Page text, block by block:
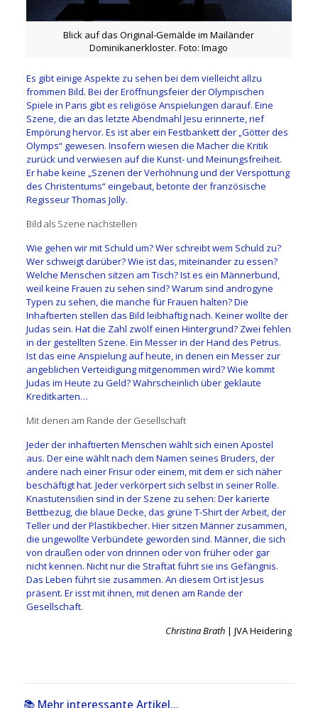
Blick auf das Original-Gemälde im Mailänder
Dominikanerkloster. Foto: Imago
Es gibt einige Aspekte zu sehen bei dem vielleicht allzu
frommen Bild. Bei der Eröffnungsfeier der Olympischen
Spiele in Paris gibt es religiöse Anspielungen darauf. Eine
Szene, die an das letzte Abendmahl Jesu erinnerte, rief
Empörung hervor. Es ist aber ein Festbankett der „Götter des
Olymps“ gewesen. Insofern wiesen die Macher die Kritik
zurück und verwiesen auf die Kunst- und Meinungsfreiheit.
Er habe keine „Szenen der Verhöhnung und der Verspottung
des Christentums“ eingebaut, betonte der französische
Regisseur Thomas Jolly.
Bild als Szene nachstellen
Wie gehen wir mit Schuld um? Wer schreibt wem Schuld zu?
Wer schweigt darüber? Wie ist das, miteinander zu essen?
Welche Menschen sitzen am Tisch? Ist es ein Männerbund,
weil keine Frauen zu sehen sind? Warum sind androgyne
Typen zu sehen, die manche für Frauen halten? Die
Inhaftierten stellen das Bild leibhaftig nach. Keiner wollte der
Judas sein. Hat die Zahl zwölf einen Hintergrund? Zwei fehlen
in der gestellten Szene. Ein Messer in der Hand des Petrus.
Ist das eine Anspielung auf heute, in denen ein Messer zur
angeblichen Verteidigung mitgenommen wird? Wie kommt
Judas im Heute zu Geld? Wahrscheinlich über geklaute
Kreditkarten…
Mit denen am Rande der Gesellschaft
Jeder der inhaftierten Menschen wählt sich einen Apostel
aus. Der eine wählt nach dem Namen seines Bruders, der
andere nach einer Frisur oder einem, mit dem er sich näher
beschäftigt hat. Jeder verkörpert sich selbst in seiner Rolle.
Knastutensilien sind in der Szene zu sehen: Der karierte
Bettbezug, die blaue Decke, das grüne T-Shirt der Arbeit, der
Teller und der Plastikbecher. Hier sitzen Männer zusammen,
die ungewollte Verbündete geworden sind. Männer, die sich
von draußen oder von drinnen oder von früher oder gar
nicht kennen. Nicht nur die Straftat führt sie ins Gefängnis.
Das Leben führt sie zusammen. An diesem Ort ist Jesus
präsent. Er isst mit ihnen, mit denen am Rande der
Gesellschaft.
Christina Brath | JVA Heidering
📚 Mehr interessante Artikel...